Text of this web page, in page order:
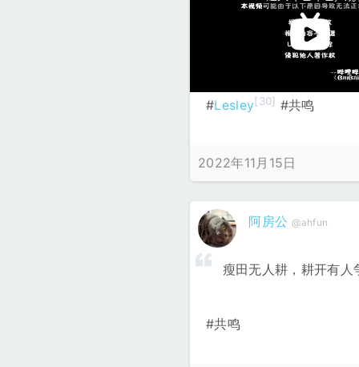
#Lesley[30] #共鸣
2022年11月15日
阿房公 @ahfun
瘦田无人耕，耕开有人
#共鸣